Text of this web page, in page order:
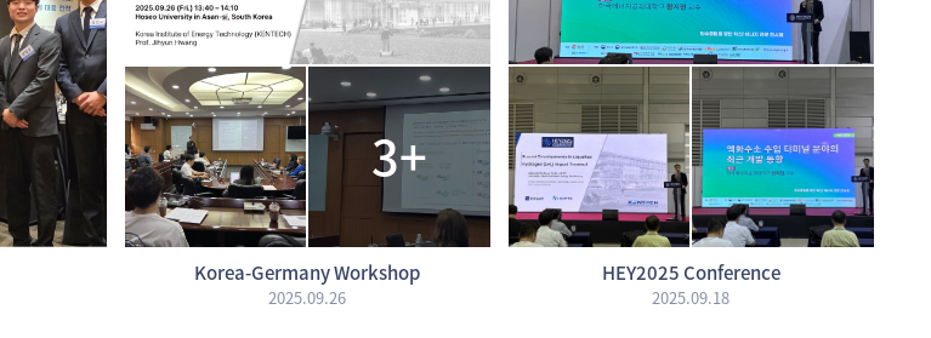
3+
Korea-Germany Workshop
2025.09.26
HEY2025 Conference
2025.09.18